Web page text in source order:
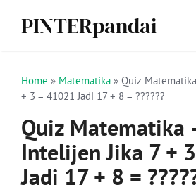
PINTERpandai
Home » Matematika » Quiz
+ 3 = 41021 Jadi 17 + 8 = ??????
Quiz Matematika
Intelijen Jika 7 +
Jadi 17 + 8 =